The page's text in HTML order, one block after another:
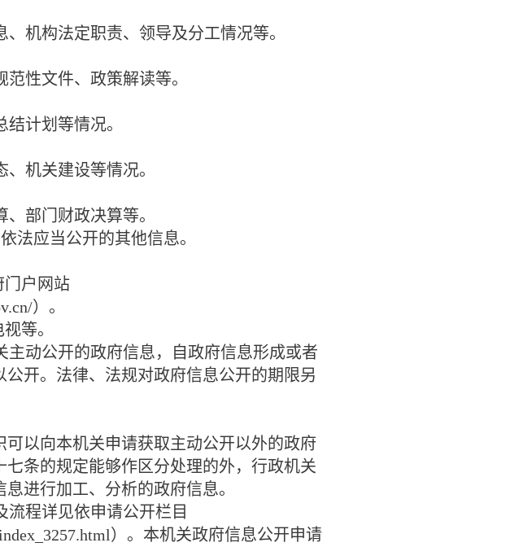
机构法定职责、领导及分工情况等。
性文件、政策解读等。
计划等情况。
机关建设等情况。
部门财政决算等。
法应当公开的其他信息。
门户网站
）。
等。
主动公开的政府信息，自政府信息形成或者
公开。法律、法规对政府信息公开的期限另
以向本机关申请获取主动公开以外的政府
条的规定能够作区分处理的外，行政机关
进行加工、分析的政府信息。
流程详见依申请公开栏目
）。本机关政府信息公开申请